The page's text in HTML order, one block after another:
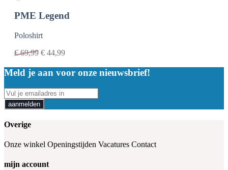
PME Legend
Poloshirt
€69,99 € 44,99
Meld je aan voor onze nieuwsbrief!
aanmelden
Overige
Onze winkel Openingstijden Vacatures Contact
mijn account